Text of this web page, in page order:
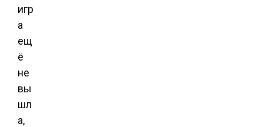
игр
а
ещ
ё
не
вы
шл
а,